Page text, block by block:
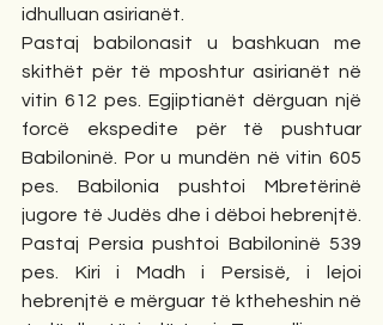
idhulluan asirianët.
Pastaj babilonasit u bashkuan me
skithët për të mposhtur asirianët në
vitin 612 pes. Egjiptianët dërguan një
forcë ekspedite për të pushtuar
Babiloninë. Por u mundën në vitin 605
pes. Babilonia pushtoi Mbretërinë
jugore të Judës dhe i dëboi hebrenjtë.
Pastaj Persia pushtoi Babiloninë 539
pes. Kiri i Madh i Persisë, i lejoi
hebrenjtë e mërguar të ktheheshin në